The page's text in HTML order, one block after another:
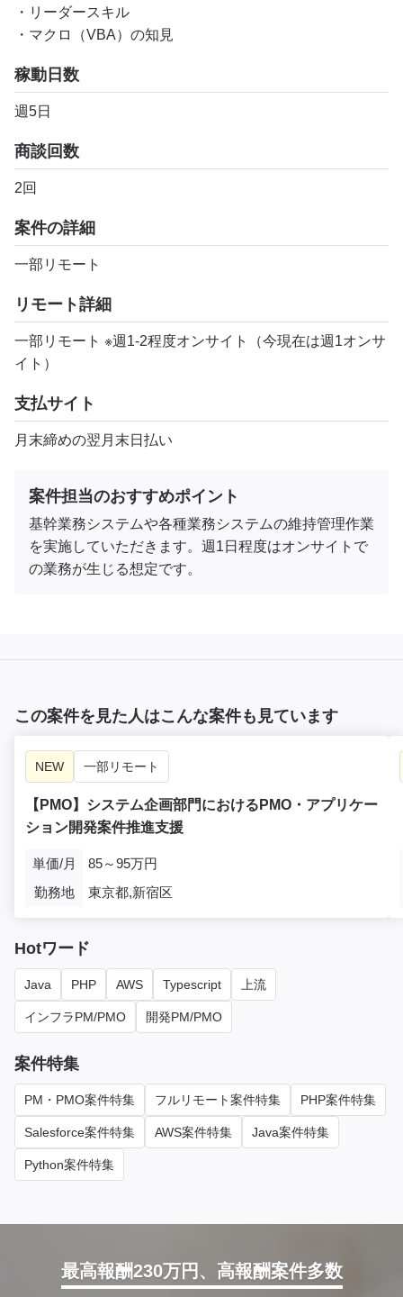
・リーダースキル
・マクロ（VBA）の知見
稼動日数
週5日
商談回数
2回
案件の詳細
一部リモート
リモート詳細
一部リモート ※週1-2程度オンサイト（今現在は週1オンサ
イト）
支払サイト
月末締めの翌月末日払い
案件担当のおすすめポイント
基幹業務システムや各種業務システムの維持管理作業
を実施していただきます。週1日程度はオンサイトで
の業務が生じる想定です。
この案件を見た人はこんな案件も見ています
NEW 一部リモート
【PMO】システム企画部門におけるPMO・アプリケー
ション開発案件推進支援
単価/月
85～95万円
勤務地
東京都,新宿区
Hotワード
Java PHP AWS Typescript 上流
インフラPM/PMO 開発PM/PMO
案件特集
PM・PMO案件特集 フルリモート案件特集 PHP案件特集
Salesforce案件特集 AWS案件特集 Java案件特集
Python案件特集
最高報酬230万円、高報酬案件多数